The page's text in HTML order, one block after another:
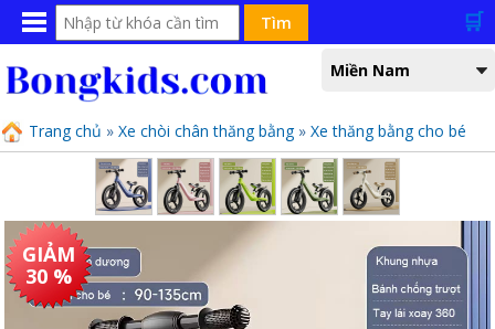
🛒
Miền Nam
Trang chủ » Xe chòi chân thăng bằng» Xe thăng bằng cho bé
GIẢM
30 %